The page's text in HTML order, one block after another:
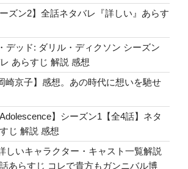
ズン2】全話ネタバレ『詳しい』あらす
デッド: ダリル・ディクソン シーズン
あらすじ 解説 感想
崎京子】感想。あの時代に想いを馳せ
】シーズン1【全4話】ネタ
じ 解説 感想
しいキャラクター・キャスト一覧解説
あらすじ コレで貴方もガンニバル博